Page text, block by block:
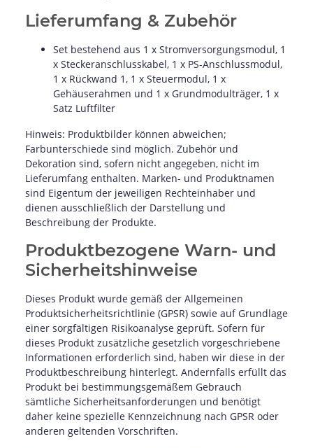
Lieferumfang & Zubehör
Set bestehend aus 1 x Stromversorgungsmodul, 1
x Steckeranschlusskabel, 1 x PS-Anschlussmodul,
1 x Rückwand 1, 1 x Steuermodul, 1 x
Gehäuserahmen und 1 x Grundmodulträger, 1 x
Satz Luftfilter
Hinweis: Produktbilder können abweichen;
Farbunterschiede sind möglich. Zubehör und
Dekoration sind, sofern nicht angegeben, nicht im
Lieferumfang enthalten. Marken- und Produktnamen
sind Eigentum der jeweiligen Rechteinhaber und
dienen ausschließlich der Darstellung und
Beschreibung der Produkte.
Produktbezogene Warn- und
Sicherheitshinweise
Dieses Produkt wurde gemäß der Allgemeinen
Produktsicherheitsrichtlinie (GPSR) sowie auf Grundlage
einer sorgfältigen Risikoanalyse geprüft. Sofern für
dieses Produkt zusätzliche gesetzlich vorgeschriebene
Informationen erforderlich sind, haben wir diese in der
Produktbeschreibung hinterlegt. Andernfalls erfüllt das
Produkt bei bestimmungsgemäßem Gebrauch
sämtliche Sicherheitsanforderungen und benötigt
daher keine spezielle Kennzeichnung nach GPSR oder
anderen geltenden Vorschriften.